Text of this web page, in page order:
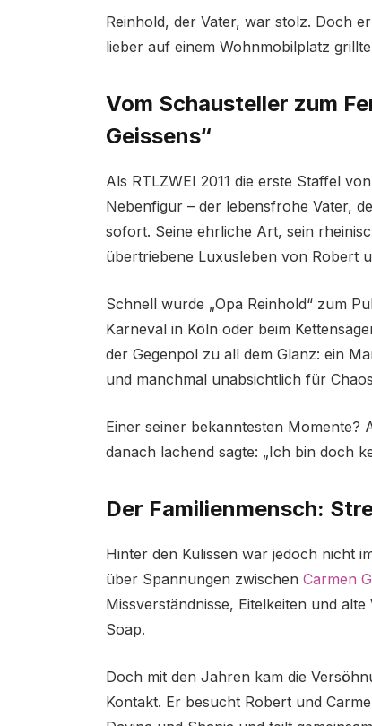
Reinhold, der Vater, war stolz. Doch
lieber auf einem Wohnmobilplatz
Vom Schausteller zum
Geissens“
Als RTLZWEI 2011 die erste Staffel
Nebenfigur – der lebensfrohe Vater,
sofort. Seine ehrliche Art, sein
übertriebene Luxusleben von Robert
Schnell wurde „Opa Reinhold“ zum
Karneval in Köln oder beim
der Gegenpol zu all dem Glanz: ein
und manchmal unabsichtlich für
Einer seiner bekanntesten Momente?
danach lachend sagte: „Ich bin doch
Der Familienmensch:
Hinter den Kulissen war jedoch nicht
über Spannungen zwischen Carmen
Missverständnisse, Eitelkeiten und
Soap.
Doch mit den Jahren kam die
Kontakt. Er besucht Robert und